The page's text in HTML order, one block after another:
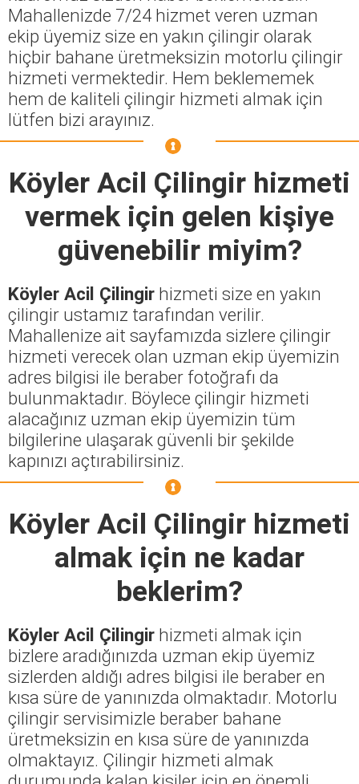
Mahallenizde 7/24 hizmet veren uzman
ekip üyemiz size en yakın çilingir olarak
hiçbir bahane üretmeksizin motorlu çilingir
hizmeti vermektedir. Hem beklememek
hem de kaliteli çilingir hizmeti almak için
lütfen bizi arayınız.
Köyler Acil Çilingir hizmeti
vermek için gelen kişiye
güvenebilir miyim?
Köyler Acil Çilingir hizmeti size en yakın
çilingir ustamız tarafından verilir.
Mahallenize ait sayfamızda sizlere çilingir
hizmeti verecek olan uzman ekip üyemizin
adres bilgisi ile beraber fotoğrafı da
bulunmaktadır. Böylece çilingir hizmeti
alacağınız uzman ekip üyemizin tüm
bilgilerine ulaşarak güvenli bir şekilde
kapınızı açtırabilirsiniz.
Köyler Acil Çilingir hizmeti
almak için ne kadar
beklerim?
Köyler Acil Çilingir hizmeti almak için
bizlere aradığınızda uzman ekip üyemiz
sizlerden aldığı adres bilgisi ile beraber en
kısa süre de yanınızda olmaktadır. Motorlu
çilingir servisimizle beraber bahane
üretmeksizin en kısa süre de yanınızda
olmaktayız. Çilingir hizmeti almak